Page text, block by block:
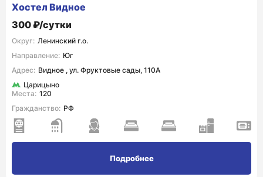
Хостел Видное
300 ₽/сутки
Округ: Ленинский г.о.
Направление: Юг
Адрес: Видное , ул. Фруктовые сады, 110А
Царицыно
Места: 120
Гражданство: РФ
Подробнее